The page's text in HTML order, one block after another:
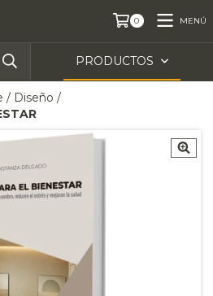
0 MENÚ
PRODUCTOS
/ Diseño /